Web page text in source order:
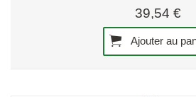
39,54 €
Ajouter au